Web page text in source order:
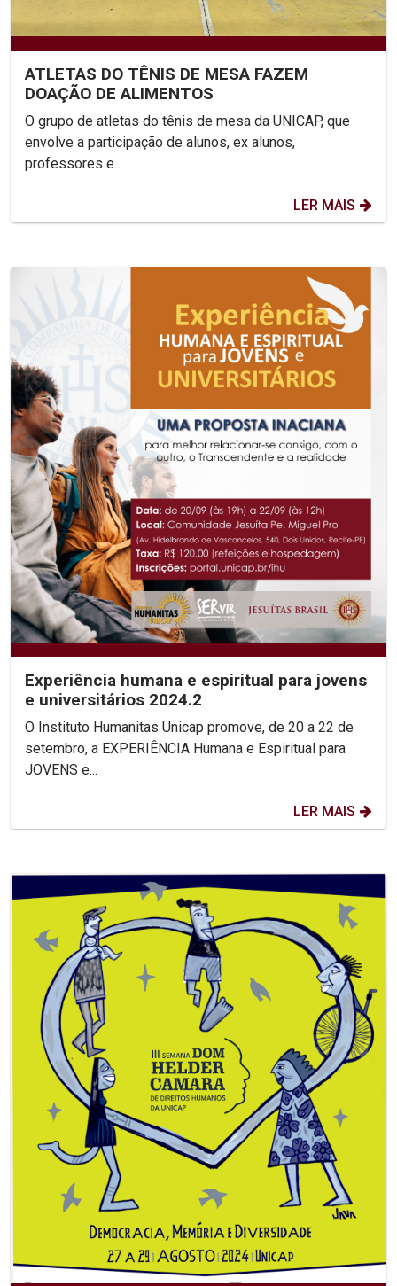
ATLETAS DO TÊNIS DE MESA FAZEM
DOAÇÃO DE ALIMENTOS
O grupo de atletas do tênis de mesa da UNICAP, que
envolve a participação de alunos, ex alunos,
professores e...
LER MAIS
Experiência humana e espiritual para jovens
e universitários 2024.2
O Instituto Humanitas Unicap promove, de 20 a 22 de
setembro, a EXPERIÊNCIA Humana e Espiritual para
JOVENS e...
LER MAIS